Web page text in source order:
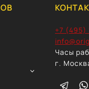
TOGGLE
+7 (495)
Часы
г.